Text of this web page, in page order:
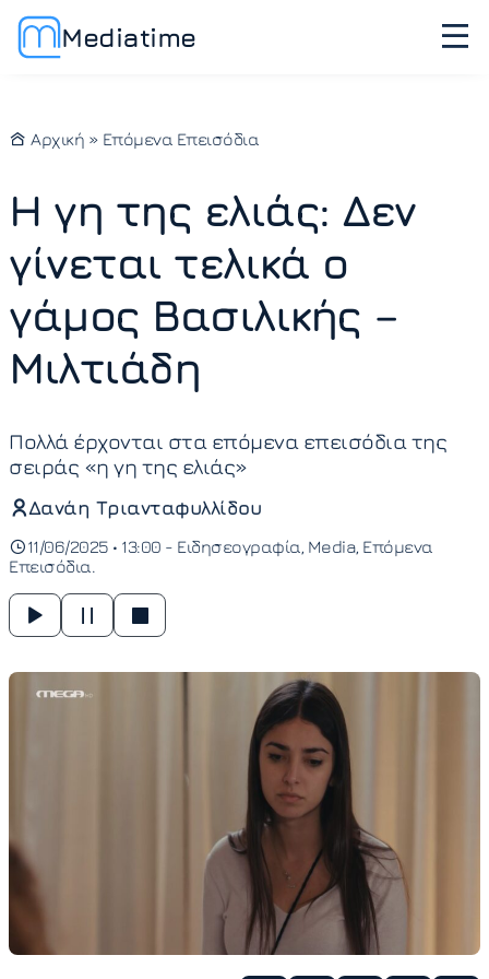
Mediatime
Αρχική » Επόμενα Επεισόδια
Η γη της ελιάς: Δεν
γίνεται τελικά ο
γάμος Βασιλικής –
Μιλτιάδη
Πολλά έρχονται στα επόμενα επεισόδια της
σειράς «η γη της ελιάς»
Δανάη Τριανταφυλλίδου
11/06/2025 • 13:00 - Ειδησεογραφία Media Επόμενα
Επεισόδια